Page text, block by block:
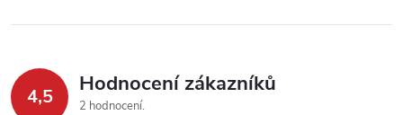
e
n
l
d 4,5 Hodnocení zákazníků
2 hodnocení